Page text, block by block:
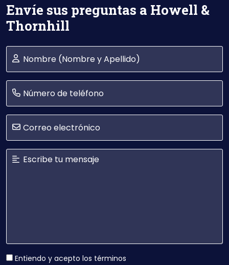
Envíe sus preguntas a Howell &
Thornhill
Entiendo y acepto los términos